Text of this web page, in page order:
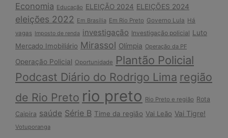
Economia Educação ELEIÇÃO 2024 ELEIÇÕES 2024
eleições 2022 Em Brasília Em Rio Preto Governo Lula Há
vagas Imposto de renda investigação Investigação policial Luto
Mercado Imobiliário Mirassol Olímpia Operação da PF
Operação Policial Oportunidade Plantão Policial
Podcast Diário do Rodrigo Lima região
de Rio Preto rio preto Rio Preto e região Rota
Caipira saúde Série B Time da região Vai Leão Vai Tigre!
Votuporanga